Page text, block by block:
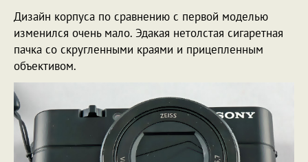
Дизайн корпуса по сравнению с первой моделью
изменился очень мало. Эдакая нетолстая сигаретная
пачка со скругленными краями и прицепленным
объективом.